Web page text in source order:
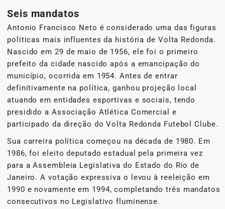
Seis mandatos
Antonio Francisco Neto é considerado uma das figuras
políticas mais influentes da história de Volta Redonda.
Nascido em 29 de maio de 1956, ele foi o primeiro
prefeito da cidade nascido após a emancipação do
município, ocorrida em 1954. Antes de entrar
definitivamente na política, ganhou projeção local
atuando em entidades esportivas e sociais, tendo
presidido a Associação Atlética Comercial e
participado da direção do Volta Redonda Futebol Clube.
Sua carreira política começou na década de 1980. Em
1986, foi eleito deputado estadual pela primeira vez
para a Assembleia Legislativa do Estado do Rio de
Janeiro. A votação expressiva o levou à reeleição em
1990 e novamente em 1994, completando três mandatos
consecutivos no Legislativo fluminense.